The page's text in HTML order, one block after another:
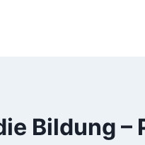
Bildung –